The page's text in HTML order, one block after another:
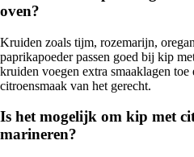
oven?
Kruiden zoals tijm, rozemarijn,
paprikapoeder passen goed bij kip
kruiden voegen extra smaaklagen toe
citroensmaak van het gerecht.
Is het mogelijk om kip met
marineren?